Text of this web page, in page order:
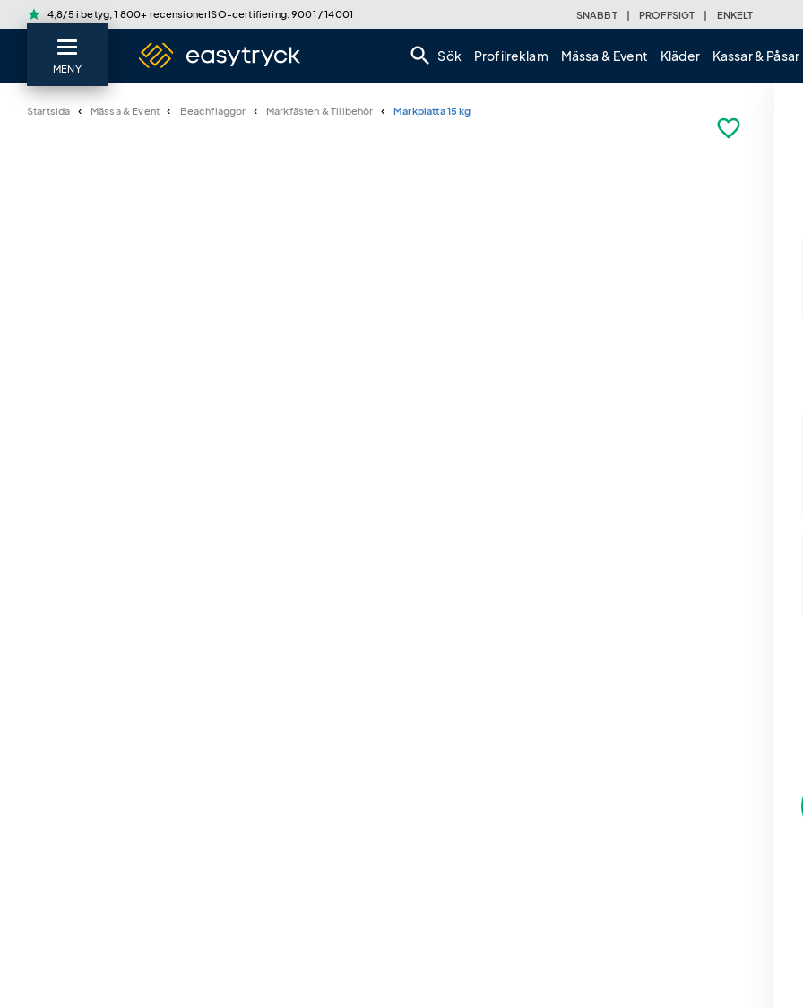
star 4,8/5 i betyg, 1 800+ recensionerISO-certifiering: 9001 / 14001 SNABBT | PROFFSIGT | ENKELT
search Sök Profilreklam Mässa & Event Kläder Kassar & Påsar
MENY
Startsida Mässa & Event Beachflaggor Markfästen & Tillbehör Markplatta 15 kg
favorite_border